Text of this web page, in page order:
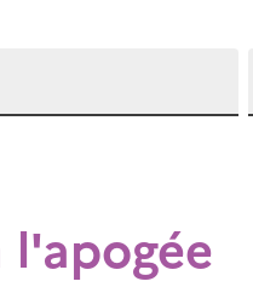
l'apogée